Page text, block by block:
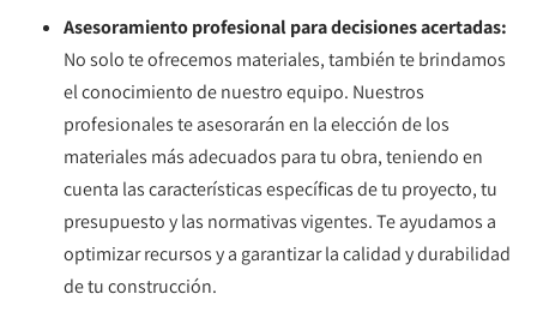
Asesoramiento profesional para decisiones acertadas:
No solo te ofrecemos materiales, también te brindamos
el conocimiento de nuestro equipo. Nuestros
profesionales te asesorarán en la elección de los
materiales más adecuados para tu obra, teniendo en
cuenta las características específicas de tu proyecto, tu
presupuesto y las normativas vigentes. Te ayudamos a
optimizar recursos y a garantizar la calidad y durabilidad
de tu construcción.